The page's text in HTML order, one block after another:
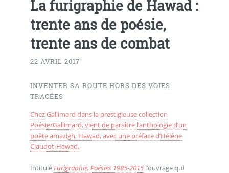
La furigraphie de Hawad :
trente ans de poésie,
trente ans de combat
22 AVRIL 2017
INVENTER SA ROUTE HORS DES VOIES
TRACÉES
Chez Gallimard dans la prestigieuse collection
Poésie/Gallimard, vient de paraître l’anthologie d’un
poète amazigh, Hawad, avec une préface d’Hélène
Claudot-Hawad.
IntituléFurigraphie, Poésies 1985-2015l’ouvrage qui